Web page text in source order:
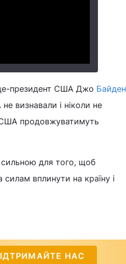
президент США Джо Байден
визнавали і ніколи не
США продовжуватимуть
сильною для того, щоб
вплинути на країну і
НАС